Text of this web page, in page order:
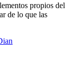
propios del
de lo que las